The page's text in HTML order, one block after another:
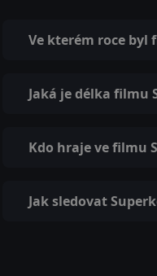
Ve kterém roce byl
Jaká je délka filmu
Kdo hraje ve filmu
Jak sledovat